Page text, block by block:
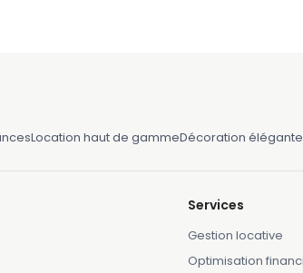
Location haut de gammeDécoration élégante
Services
Gestion locative
Optimisation